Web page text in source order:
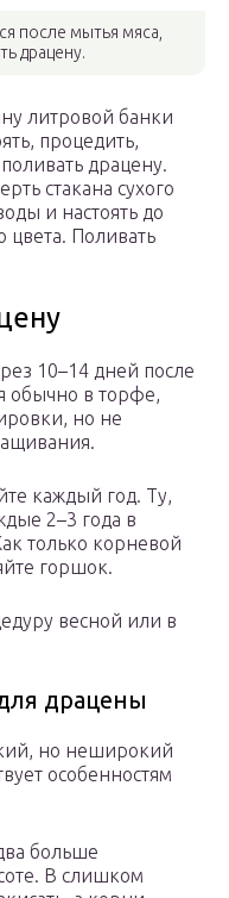
после мытья мяса,
драцену.
литровой банки
процедить,
драцену.
стакана сухого
и настоять до
цвета. Поливать
10–14 дней после
обычно в торфе,
но не
каждый год. Ту,
2–3 года в
только корневой
горшок.
весной или в
драцены
но неширокий
особенностям
больше
В слишком